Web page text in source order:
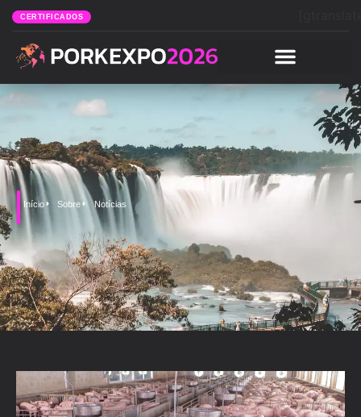
CERTIFICADOS
Início Sobre Notícias